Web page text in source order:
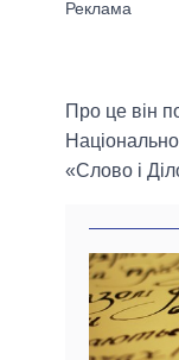
Про це він
«Слово і